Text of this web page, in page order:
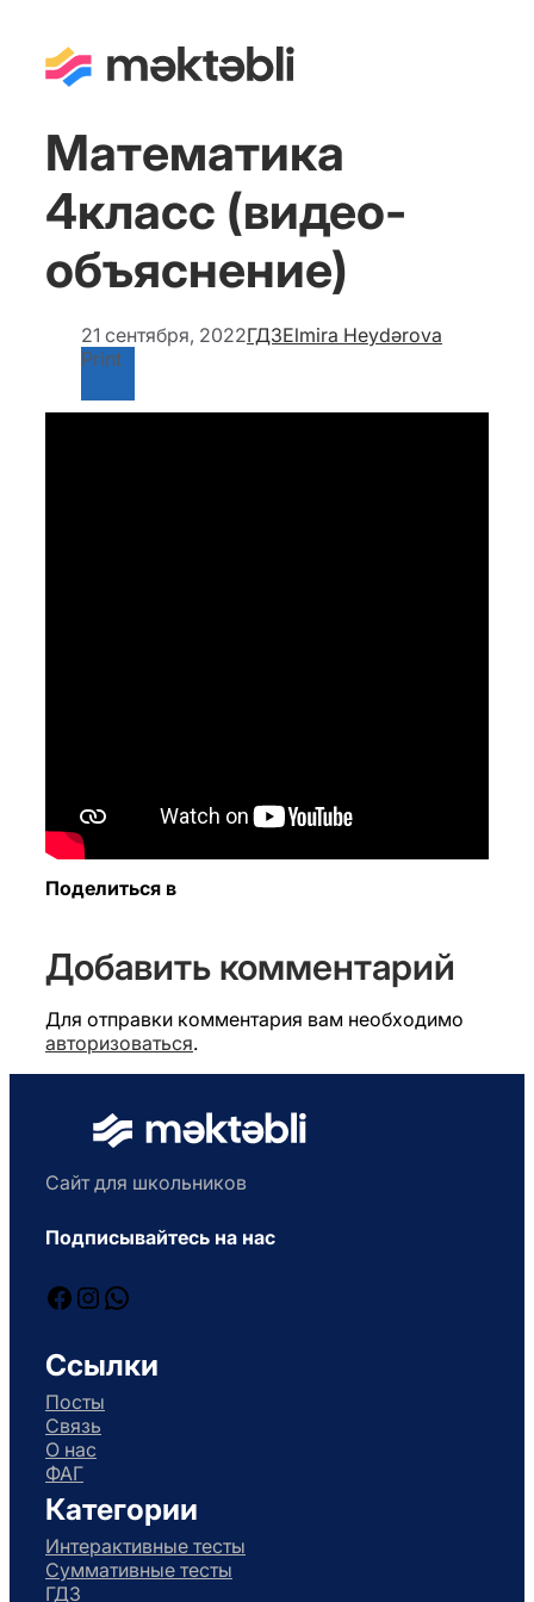
Математика
4класс (видео-
объяснение)
21 сентября, 2022ГДЗElmira Heydərova
Print
Поделиться в
Добавить комментарий
Для отправки комментария вам необходимо
авторизоваться.
Сайт для школьников
Подписывайтесь на нас
Facebook
Instagram
WhatsApp
Ссылки
Посты
Связь
О нас
ФАГ
Категории
Интерактивные тесты
Суммативные тесты
ГДЗ